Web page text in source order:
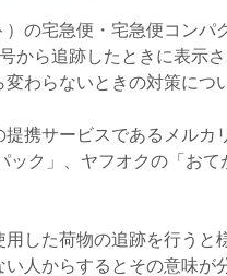
の宅急便・宅急便コンパ
から追跡したときに表示
わらないときの対策につ
携サービスであるメルカ
ック」、ヤフオクの「お
した荷物の追跡を行うと
人からするとその意味が